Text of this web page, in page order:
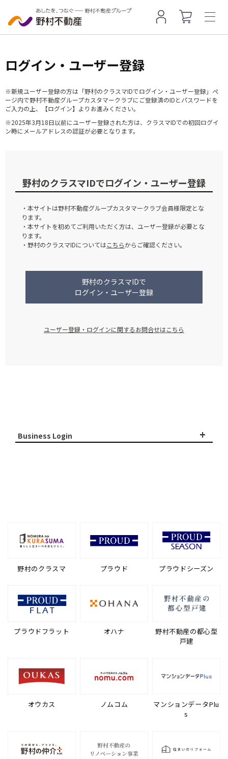
ログイン・ユーザー登録
※新規ユーザー登録の方は「野村のクラスマIDでログイン・ユーザー登録」ペ
ージ内で野村不動産グループカスタマークラブにご登録済のIDとパスワードを
ご入力の上、【ログイン】よりお進みください。
※2025年3月18日以前にユーザー登録された方は、クラスマIDでの初回ログイ
ン時にメールアドレスの認証が必要となります。
野村のクラスマIDでログイン・ユーザー登録
・本サイトは野村不動産グループカスタマークラブ会員様限定とな
ります。
・本サイトを初めてご利用いただく方は、ユーザー登録が必要とな
ります。
・野村のクラスマIDについてはこちらからご確認ください。
野村のクラスマIDで
ログイン・ユーザー登録
ユーザー登録・ログインに関するお問合せはこちら
Business Login +
野村のクラスマ プラウド プラウドシーズン
プラウドフラット オハナ
野村不動産の都心型
戸建
オウカス ノムコム
マンションデータPlu
s